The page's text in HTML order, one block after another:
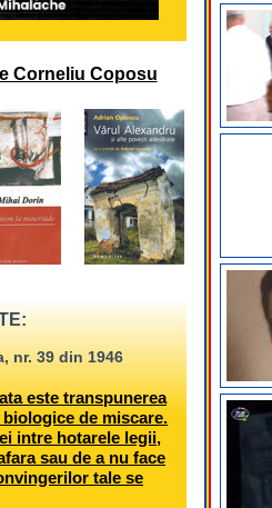
Corneliu Coposu
nr. 39 din 1946
este transpunerea
de miscare.
intre hotarele legii,
sau de a nu face
tale se